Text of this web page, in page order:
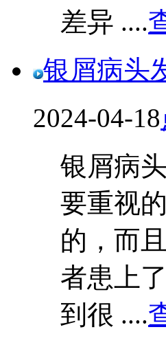
差异 ....
银屑病头
2024-04-18
银屑病
要重视
的，而
者患上
到很 ....